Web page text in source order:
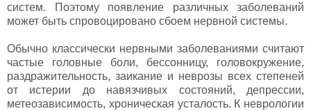
систем. Поэтому появление различных заболеваний
может быть спровоцировано сбоем нервной системы.
Обычно классически нервными заболеваниями считают
частые головные боли, бессонницу, головокружение,
раздражительность, заикание и неврозы всех степеней
от истерии до навязчивых состояний, депрессии,
метеозависимость, хроническая усталость. К неврологии